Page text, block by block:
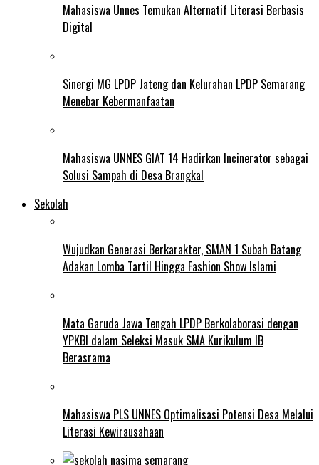
Mahasiswa Unnes Temukan Alternatif Literasi Berbasis
Digital
Sinergi MG LPDP Jateng dan Kelurahan LPDP Semarang
Menebar Kebermanfaatan
Mahasiswa UNNES GIAT 14 Hadirkan Incinerator sebagai
Solusi Sampah di Desa Brangkal
Sekolah
Wujudkan Generasi Berkarakter, SMAN 1 Subah Batang
Adakan Lomba Tartil Hingga Fashion Show Islami
Mata Garuda Jawa Tengah LPDP Berkolaborasi dengan
YPKBI dalam Seleksi Masuk SMA Kurikulum IB
Berasrama
Mahasiswa PLS UNNES Optimalisasi Potensi Desa Melalui
Literasi Kewirausahaan